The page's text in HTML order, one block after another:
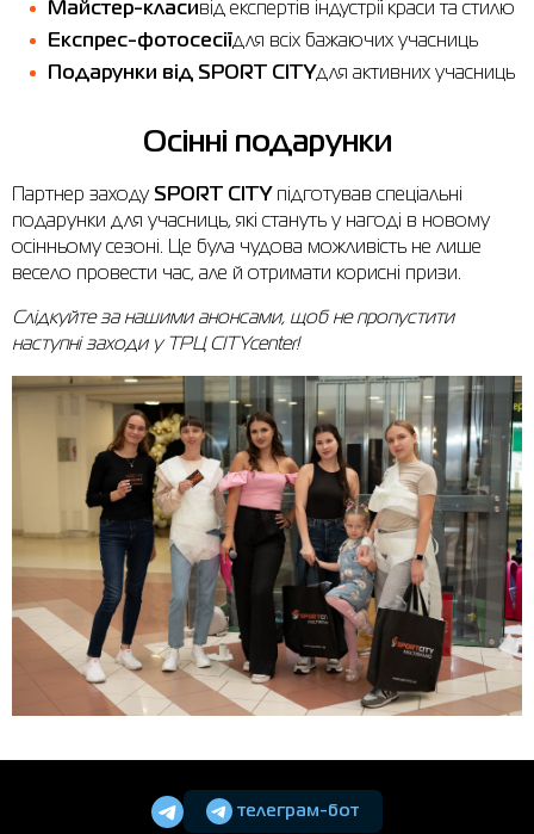
Спідниці
Nike
Майстер-класивід експертів індустрії краси та стилю
Експрес-фотосесії для всіх бажаючих учасниць
Подарунки від SPORT CITYдля активних учасниць
Осінні подарунки
Партнер заходу SPORT CITY підготував спеціальні
подарунки для учасниць, які стануть у нагоді в новому
осінньому сезоні. Це була чудова можливість не лише
весело провести час, але й отримати корисні призи.
Слідкуйте за нашими анонсами, щоб не пропустити
наступні заходи у ТРЦ CITYcenter!
телеграм-бот